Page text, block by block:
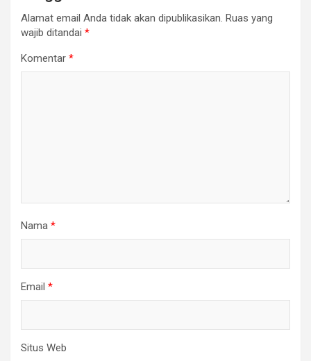
Alamat email Anda tidak akan dipublikasikan. Ruas yang
wajib ditandai *
Komentar *
Nama *
Email *
Situs Web